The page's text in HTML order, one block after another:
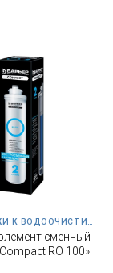
сменный
RO 100»